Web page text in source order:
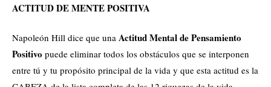
ACTITUD DE MENTE POSITIVA
Napoleón Hill dice que una Actitud Mental de Pensamiento
Positivo puede eliminar todos los obstáculos que se interponen
entre tú y tu propósito principal de la vida y que esta actitud es la